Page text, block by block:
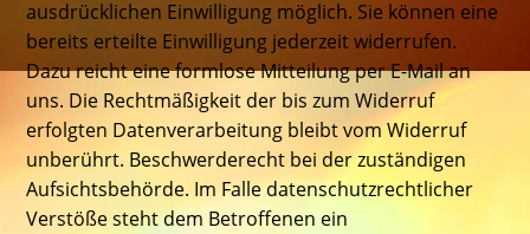
ausdrücklichen Einwilligung möglich. Sie können eine
bereits erteilte Einwilligung jederzeit widerrufen.
Dazu reicht eine formlose Mitteilung per E-Mail an
uns. Die Rechtmäßigkeit der bis zum Widerruf
erfolgten Datenverarbeitung bleibt vom Widerruf
unberührt. Beschwerderecht bei der zuständigen
Aufsichtsbehörde. Im Falle datenschutzrechtlicher
Verstöße steht dem Betroffenen ein